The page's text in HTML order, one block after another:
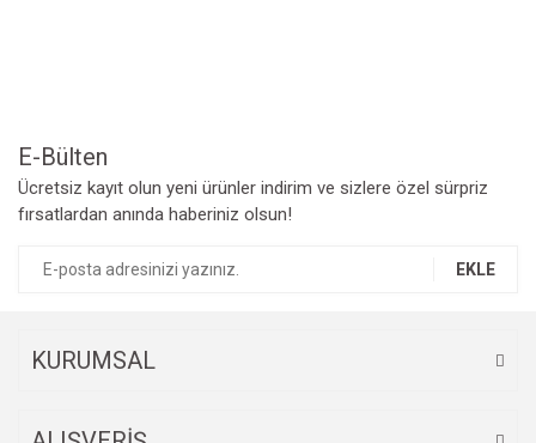
E-Bülten
Ücretsiz kayıt olun yeni ürünler indirim ve sizlere özel sürpriz
fırsatlardan anında haberiniz olsun!
EKLE
KURUMSAL